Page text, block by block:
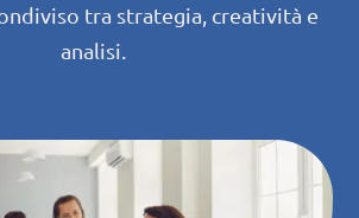
tra strategia, creatività e
analisi.